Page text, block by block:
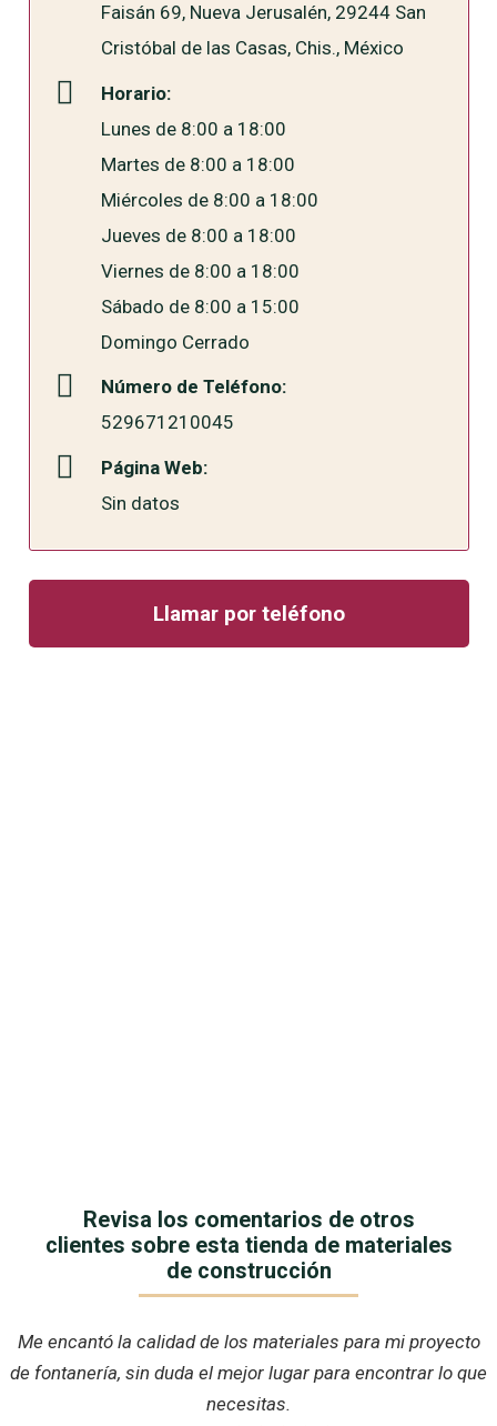
Faisán 69, Nueva Jerusalén, 29244 San
Cristóbal de las Casas, Chis., México
Horario:
Lunes de 8:00 a 18:00
Martes de 8:00 a 18:00
Miércoles de 8:00 a 18:00
Jueves de 8:00 a 18:00
Viernes de 8:00 a 18:00
Sábado de 8:00 a 15:00
Domingo Cerrado
Número de Teléfono:
529671210045
Página Web:
Sin datos
Llamar por teléfono
Revisa los comentarios de otros
clientes sobre esta tienda de materiales
de construcción
Me encantó la calidad de los materiales para mi proyecto
de fontanería, sin duda el mejor lugar para encontrar lo que
necesitas.